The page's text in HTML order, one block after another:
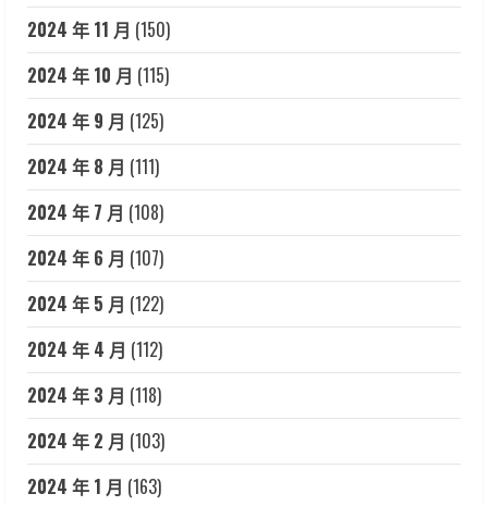
2024 年 11 月 (150)
2024 年 10 月 (115)
2024 年 9 月 (125)
2024 年 8 月 (111)
2024 年 7 月 (108)
2024 年 6 月 (107)
2024 年 5 月 (122)
2024 年 4 月 (112)
2024 年 3 月 (118)
2024 年 2 月 (103)
2024 年 1 月 (163)